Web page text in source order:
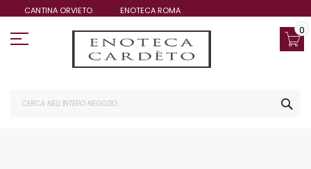
CANTINA ORVIETO ENOTECA ROMA
0